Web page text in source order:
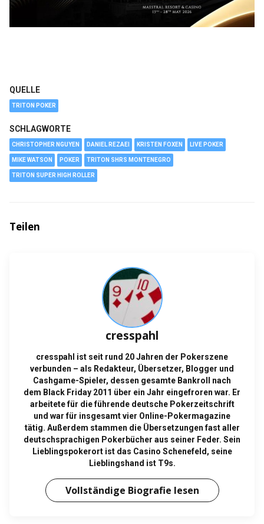
QUELLE
TRITON POKER
SCHLAGWORTE
CHRISTOPHER NGUYEN DANIEL REZAEI KRISTEN FOXEN LIVE POKER
MIKE WATSON POKER TRITON SHRS MONTENEGRO
TRITON SUPER HIGH ROLLER
Teilen
cresspahl
cresspahl ist seit rund 20 Jahren der Pokerszene
verbunden – als Redakteur, Übersetzer, Blogger und
Cashgame-Spieler, dessen gesamte Bankroll nach
dem Black Friday 2011 über ein Jahr eingefroren war. Er
arbeitete für die führende deutsche Pokerzeitschrift
und war für insgesamt vier Online-Pokermagazine
tätig. Außerdem stammen die Übersetzungen fast aller
deutschsprachigen Pokerbücher aus seiner Feder. Sein
Lieblingspokerort ist das Casino Schenefeld, seine
Lieblingshand ist T9s.
Vollständige Biografie lesen